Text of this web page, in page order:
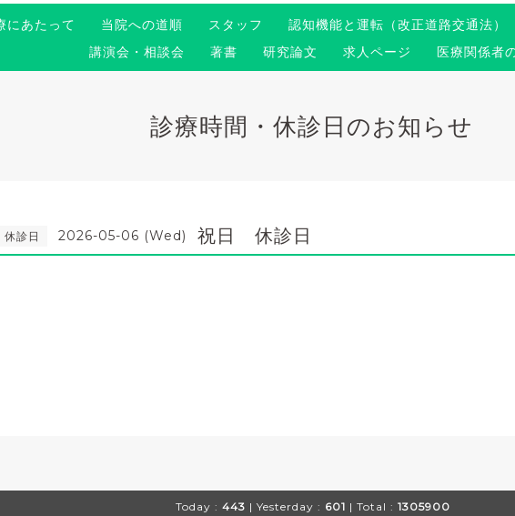
にあたって 当院への道順 スタッフ 認知機能と運転（改正道路交通法）
講演会・相談会
著書 研究論文 求人ページ 医療関係者
診療時間・休診日のお知らせ
診日 2026-05-06 (Wed) 祝日 休診日
Today : 443 | Yesterday : 601 | Total : 1305900